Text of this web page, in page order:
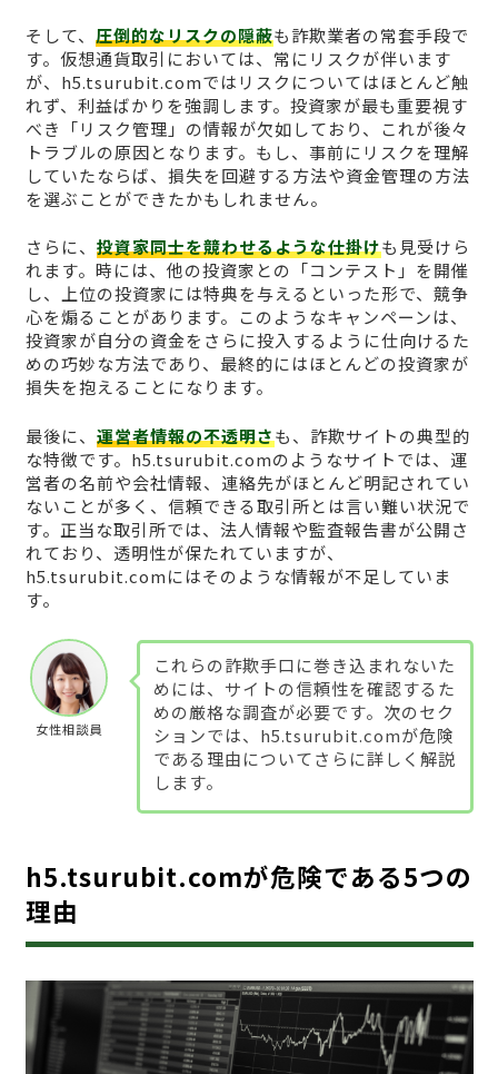
そして、 圧倒的なリスクの隠蔽も詐欺業者の常套手段で
す。仮想通貨取引においては、常にリスクが伴います
が、h5.tsurubit.comではリスクについてはほとんど触
れず、利益ばかりを強調します。投資家が最も重要視す
べき「リスク管理」の情報が欠如しており、これが後々
トラブルの原因となります。もし、事前にリスクを理解
していたならば、損失を回避する方法や資金管理の方法
を選ぶことができたかもしれません。
さらに、 投資家同士を競わせるような仕掛けも見受けら
れます。時には、他の投資家との「コンテスト」を開催
し、上位の投資家には特典を与えるといった形で、競争
心を煽ることがあります。このようなキャンペーンは、
投資家が自分の資金をさらに投入するように仕向けるた
めの巧妙な方法であり、最終的にはほとんどの投資家が
損失を抱えることになります。
最後に、 運営者情報の不透明さも、詐欺サイトの典型的
な特徴です。h5.tsurubit.comのようなサイトでは、運
営者の名前や会社情報、連絡先がほとんど明記されてい
ないことが多く、信頼できる取引所とは言い難い状況で
す。正当な取引所では、法人情報や監査報告書が公開さ
れており、透明性が保たれていますが、
h5.tsurubit.comにはそのような情報が不足していま
す。
女性相談員
これらの詐欺手口に巻き込まれないた
めには、サイトの信頼性を確認するた
めの厳格な調査が必要です。次のセク
ションでは、h5.tsurubit.comが危険
である理由についてさらに詳しく解説
します。
h5.tsurubit.comが危険である5つの
理由